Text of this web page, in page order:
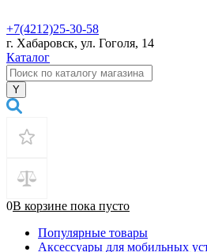
+7(4212)25-30-58
г. Хабаровск, ул. Гоголя, 14
Каталог
0В корзине пока пусто
Популярные товары
Аксессуары для мобильных